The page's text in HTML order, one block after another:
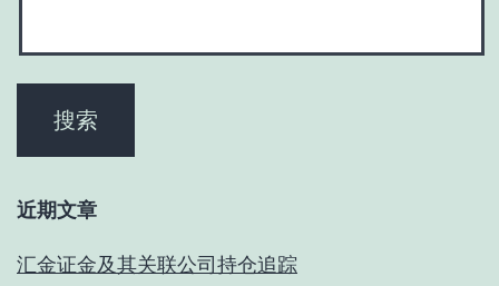
近期文章
汇金证金及其关联公司持仓追踪